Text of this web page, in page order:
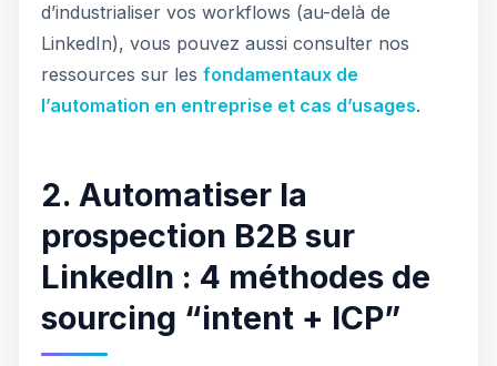
d’industrialiser vos workflows (au-delà de
LinkedIn), vous pouvez aussi consulter nos
ressources sur les fondamentaux de
l’automation en entreprise et cas d’usages.
2. Automatiser la
prospection B2B sur
LinkedIn : 4 méthodes de
sourcing “intent + ICP”